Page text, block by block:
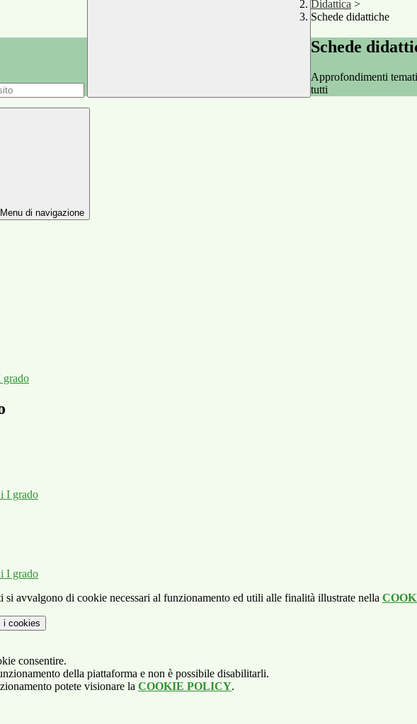
Didattica >
Schede didattiche
Schede
Approfondimenti
tutti
Menu di navigazione
grado
I grado
I grado
avvalgono di cookie necessari al funzionamento ed utili alle finalità illustrate nella
i cookies
consentire.
della piattaforma e non è possibile disabilitarli.
potete visionare la COOKIE POLICY.